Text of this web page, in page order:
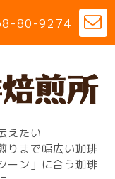
80-9274
えたい
りまで幅広い珈琲
ーン」に合う珈琲